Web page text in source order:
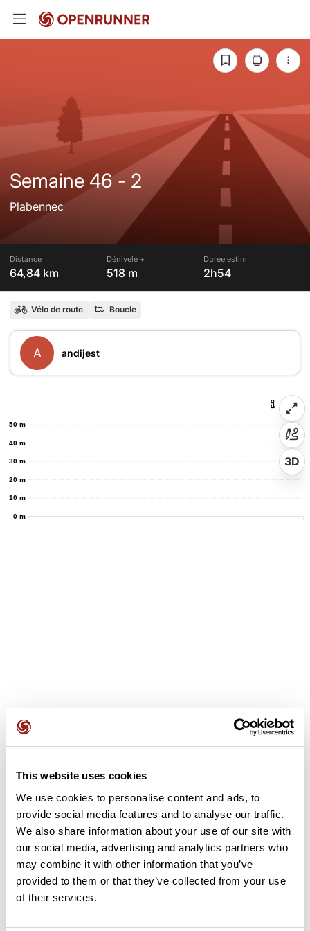
This website uses cookies
We use cookies to personalise content and ads, to
provide social media features and to analyse our traffic.
We also share information about your use of our site with
our social media, advertising and analytics partners who
may combine it with other information that you’ve
provided to them or that they’ve collected from your use
of their services.
Semaine 46 - 2
Plabennec
Distance
64,84 km
Dénivelé +
518 m
Durée estim.
2h54
Vélo de route Boucle
A andijest
0 m
10 m
20 m
30 m
40 m
50 m
3D
Ajouter un avis
Découvrez ce parcours de vélo de 64,8 km à proximité de